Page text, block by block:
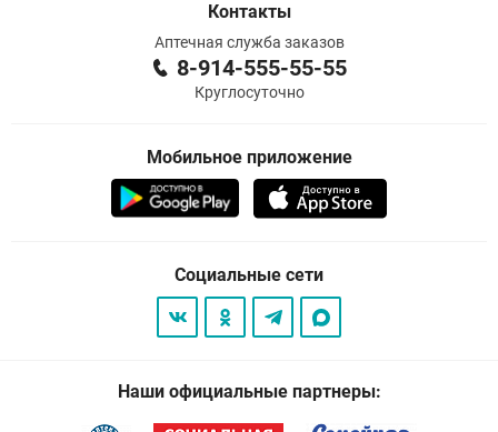
Контакты
Аптечная служба заказов
8-914-555-55-55
Круглосуточно
Мобильное приложение
Социальные сети
Наши официальные партнеры: